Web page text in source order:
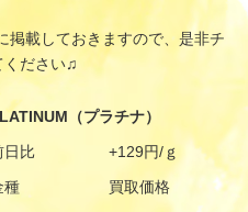
掲載しておきますので、是非チ
ください♫
（プラチナ）
日比
+129円/ｇ
種
買取価格